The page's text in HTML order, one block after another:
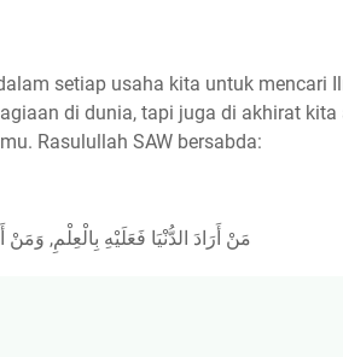
setiap usaha kita untuk mencari
di dunia, tapi juga di akhirat
Rasulullah SAW bersabda:
مَنْ أَرَادَ الدُّنْيَا فَعَلَيْهِ بِالْعِلْمِ, وَمَنْ